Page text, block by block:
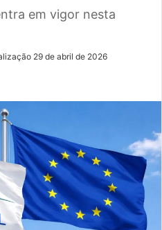
em vigor nesta
29 de abril de 2026